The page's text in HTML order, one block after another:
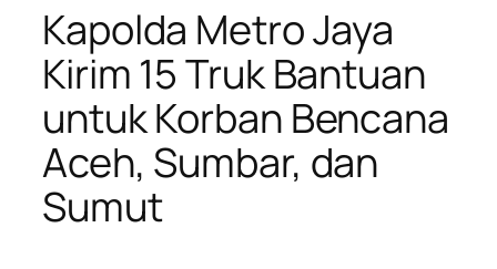
Kapolda Metro Jaya
Kirim 15 Truk Bantuan
untuk Korban Bencana
Aceh, Sumbar, dan
Sumut